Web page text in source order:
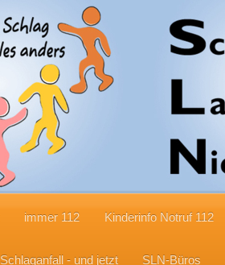
immer 112 Kinderinfo Notruf 112
Schlaganfall - und jetzt SLN-Büros